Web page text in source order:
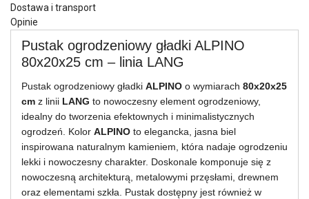
Dostawa i transport
Opinie
Pustak ogrodzeniowy gładki ALPINO
80x20x25 cm – linia LANG
Pustak ogrodzeniowy gładki ALPINO o wymiarach 80x20x25
cm z linii LANG to nowoczesny element ogrodzeniowy,
idealny do tworzenia efektownych i minimalistycznych
ogrodzeń. Kolor ALPINO to elegancka, jasna biel
inspirowana naturalnym kamieniem, która nadaje ogrodzeniu
lekki i nowoczesny charakter. Doskonale komponuje się z
nowoczesną architekturą, metalowymi przęsłami, drewnem
oraz elementami szkła. Pustak dostępny jest również w